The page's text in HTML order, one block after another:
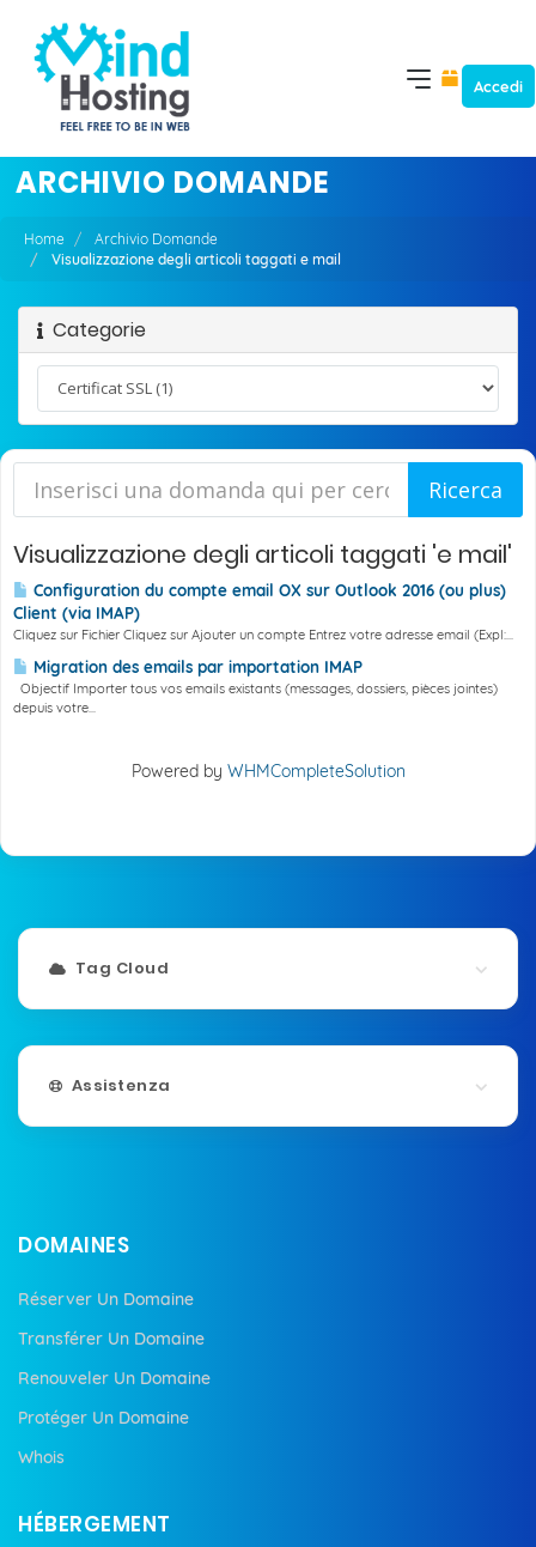
Accedi
ARCHIVIO DOMANDE
Home
Archivio Domande
Visualizzazione degli articoli taggati e mail
Categorie
Visualizzazione degli articoli taggati 'e mail'
Configuration du compte email OX sur Outlook 2016 (ou plus)
Client (via IMAP)
Cliquez sur Fichier Cliquez sur Ajouter un compte Entrez votre adresse email (Expl:...
Migration des emails par importation IMAP
Objectif Importer tous vos emails existants (messages, dossiers, pièces jointes)
depuis votre...
Powered by WHMCompleteSolution
Tag Cloud
Assistenza
DOMAINES
Réserver Un Domaine
Transférer Un Domaine
Renouveler Un Domaine
Protéger Un Domaine
Whois
HÉBERGEMENT